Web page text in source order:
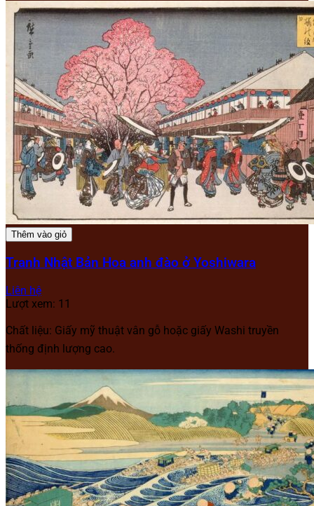
Thêm vào giỏ
Tranh Nhật Bản Hoa anh đào ở Yoshiwara
Liên hệ
Lượt xem: 11
Chất liệu: Giấy mỹ thuật vân gỗ hoặc giấy Washi truyền
thống định lượng cao.